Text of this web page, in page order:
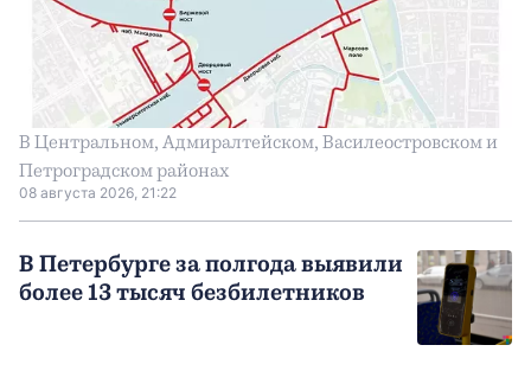
В Центральном, Адмиралтейском, Василеостровском и
Петроградском районах
08 августа 2026, 21:22
В Петербурге за полгода выявили
более 13 тысяч безбилетников